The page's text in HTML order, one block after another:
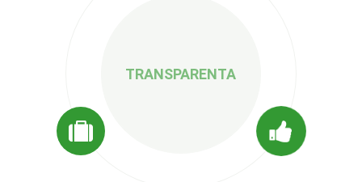
TRANSPARENTA